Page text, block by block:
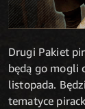
Drugi Pakiet
będą go mogli
listopada.
tematyce